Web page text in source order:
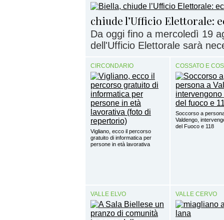
chiude l’Ufficio Elettorale:
Da oggi fino a mercoledì 19
dell'Ufficio Elettorale sarà
CIRCONDARIO
Vigliano, ecco il percorso
gratuito di informatica per
persone in età lavorativa
COSSATO E
Soccorso a
Valdengo,
del Fuoco e 118
VALLE ELVO VALLE CERVO